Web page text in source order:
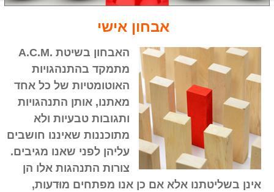
אבחון אישי
האבחון בשיטת .A.C.M
מתמקד בהתנהגויות
האוטומטיות של כל אחד
מאתנו, אותן התנהגויות
ותגובות טבעיות ולא
מתוכננות שאיננו חושבים
עליהן לפני שאנו מגיבים.
צורות התנהגות אלו הן
אינן בשליטתנו אלא אם כן אנו מפתחים מוּדעות,